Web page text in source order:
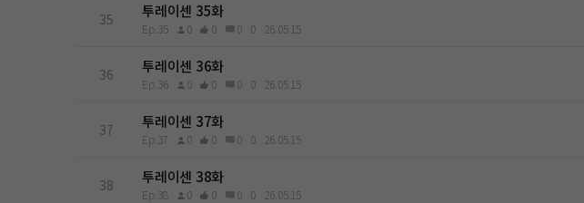
35 투레이센 35화
Ep.35 0 0 0 0 26.05.15
36 투레이센 36화
Ep.36 0 0 0 0 26.05.15
37 투레이센 37화
Ep.37 0 0 0 0 26.05.15
38 투레이센 38화
Ep.38 0 0 0 0 26.05.15